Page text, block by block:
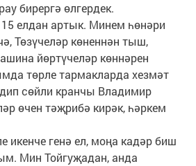
бирергә өлгердек.
елдан артык. Минем һөнәри
Төзүчеләр көненнән тыш,
йөртүчеләр көннәрен
төрле тармакларда хезмәт
дип сөйли кранчы Владимир
өчен тәҗрибә кирәк, һәркем
икенче генә ел, моңа кадәр биш
Мин Тойгуҗадан, анда